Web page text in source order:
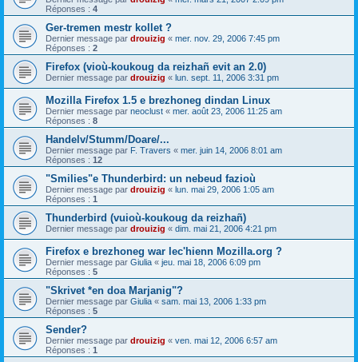
Réponses : 4
Ger-tremen mestr kollet ?
Dernier message par drouizig « mer. nov. 29, 2006 7:45 pm
Réponses : 2
Firefox (vioù-koukoug da reizhañ evit an 2.0)
Dernier message par drouizig « lun. sept. 11, 2006 3:31 pm
Mozilla Firefox 1.5 e brezhoneg dindan Linux
Dernier message par neoclust « mer. août 23, 2006 11:25 am
Réponses : 8
Handelv/Stumm/Doare/...
Dernier message par F. Travers « mer. juin 14, 2006 8:01 am
Réponses : 12
"Smilies"e Thunderbird: un nebeud fazioù
Dernier message par drouizig « lun. mai 29, 2006 1:05 am
Réponses : 1
Thunderbird (vuioù-koukoug da reizhañ)
Dernier message par drouizig « dim. mai 21, 2006 4:21 pm
Firefox e brezhoneg war lec'hienn Mozilla.org ?
Dernier message par Giulia « jeu. mai 18, 2006 6:09 pm
Réponses : 5
"Skrivet *en doa Marjanig"?
Dernier message par Giulia « sam. mai 13, 2006 1:33 pm
Réponses : 5
Sender?
Dernier message par drouizig « ven. mai 12, 2006 6:57 am
Réponses : 1